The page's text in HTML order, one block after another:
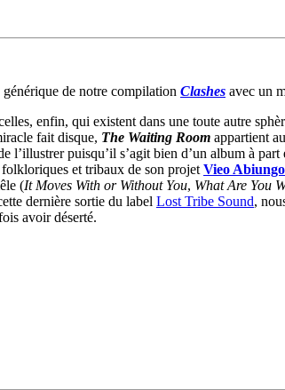
générique de notre compilation Clashes avec un
enfin, qui existent dans une toute autre
fait disque, The Waiting Room appartient
l’illustrer puisqu’il s’agit bien d’un album à
et tribaux de son projet Vieo Abiungo
(It Moves With or Without You, What Are You
dernière sortie du label Lost Tribe Sound,
avoir déserté.